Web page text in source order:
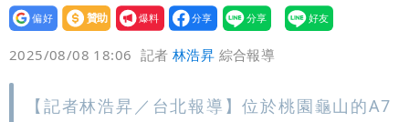
設為
贊助
我要
爆料
2025/08/08 18:06 記者林浩昇 綜合報導
【記者林浩昇／台北報導】位於桃園龜山的A7